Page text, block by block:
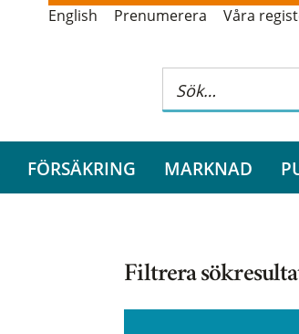
English Prenumerera Våra
FÖRSÄKRING MARKNAD
Filtrera